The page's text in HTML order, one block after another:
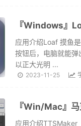
应用介绍Loaf 摸鱼
按钮后，电脑就能
以正大光明 ...
2023-11-25
应用介绍TTSMaker